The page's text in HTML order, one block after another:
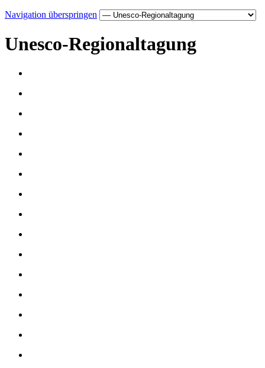
Navigation überspringen
Unesco-Regionaltagung